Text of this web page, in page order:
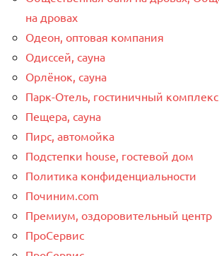
на дровах
Одеон, оптовая компания
Одиссей, сауна
Орлёнок, сауна
Парк-Отель, гостиничный комплекс
Пещера, сауна
Пирс, автомойка
Подстепки house, гостевой дом
Политика конфиденциальности
Починим.com
Премиум, оздоровительный центр
ПроСервис